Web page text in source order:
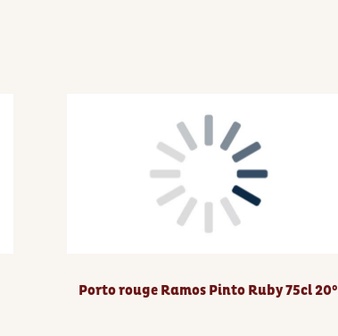
Porto rouge Ramos Pinto Ruby 75cl 20°